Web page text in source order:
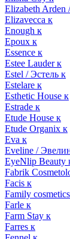
Elizabeth Arden
Elizavecca к
Enough к
Epoux к
Essence к
Estee Lauder к
Estel / Эстель к
Estelare к
Esthetic House к
Estrade к
Etude House к
Etude Organix к
Eva к
Eveline /
EyeNlip Beauty
Fabrik
Facis к
Family
Farle к
Farm Stay к
Farres к